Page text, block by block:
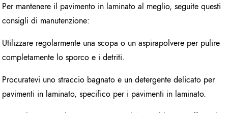
Per mantenere il pavimento in laminato al meglio, seguite questi
consigli di manutenzione:
Utilizzare regolarmente una scopa o un aspirapolvere per pulire
completamente lo sporco e i detriti.
Procuratevi uno straccio bagnato e un detergente delicato per
pavimenti in laminato, specifico per i pavimenti in laminato.